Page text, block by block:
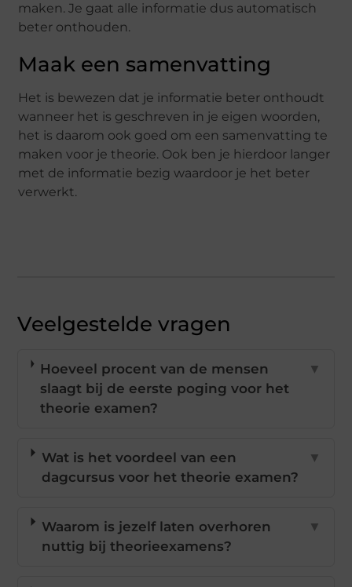
maken. Je gaat alle informatie dus automatisch
beter onthouden.
Maak een samenvatting
Het is bewezen dat je informatie beter onthoudt
wanneer het is geschreven in je eigen woorden,
het is daarom ook goed om een samenvatting te
maken voor je theorie. Ook ben je hierdoor langer
met de informatie bezig waardoor je het beter
verwerkt.
Veelgestelde vragen
Hoeveel procent van de mensen
slaagt bij de eerste poging voor het
theorie examen?
▼
Wat is het voordeel van een
dagcursus voor het theorie examen?
▼
Waarom is jezelf laten overhoren
nuttig bij theorieexamens?
▼